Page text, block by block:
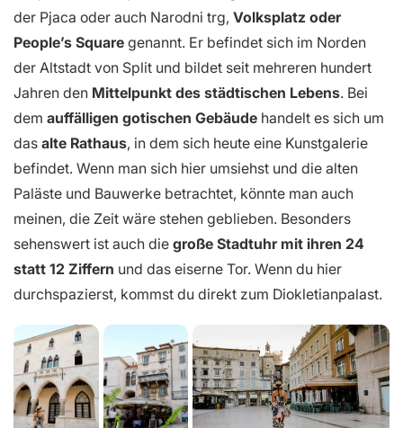
der Pjaca oder auch Narodni trg, Volksplatz oder
People’s Square genannt. Er befindet sich im Norden
der Altstadt von Split und bildet seit mehreren hundert
Jahren den Mittelpunkt des städtischen Lebens. Bei
dem auffälligen gotischen Gebäude handelt es sich um
das alte Rathaus, in dem sich heute eine Kunstgalerie
befindet. Wenn man sich hier umsiehst und die alten
Paläste und Bauwerke betrachtet, könnte man auch
meinen, die Zeit wäre stehen geblieben. Besonders
sehenswert ist auch die große Stadtuhr mit ihren 24
statt 12 Ziffern und das eiserne Tor. Wenn du hier
durchspazierst, kommst du direkt zum Diokletianpalast.